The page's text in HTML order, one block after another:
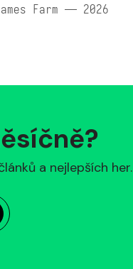
Farm — 2026
a nejlepších her.